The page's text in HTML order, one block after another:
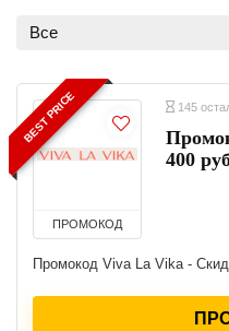
Все
BEST PRICE
ПРОМОКОД
145
400
Промокод Viva La Vika -